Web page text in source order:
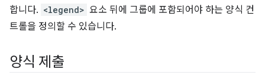
합니다. <legend> 요소 뒤에 그룹에 포함되어야 하는 양식 컨
트롤을 정의할 수 있습니다.
양식 제출